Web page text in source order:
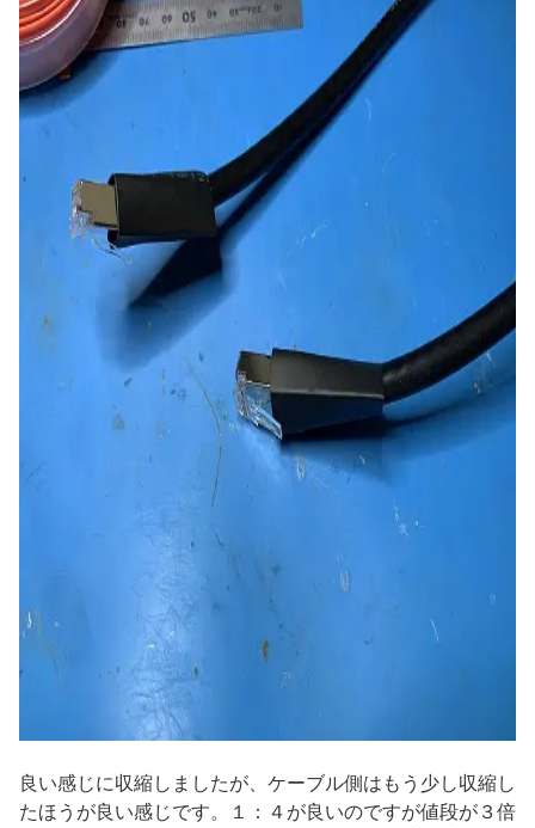
良い感じに収縮しましたが、ケーブル側はもう少し収縮し
たほうが良い感じです。１：４が良いのですが値段が３倍